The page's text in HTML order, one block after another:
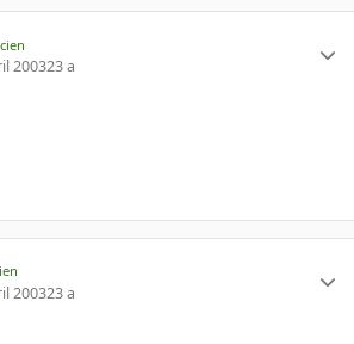
200323 a
200323 a